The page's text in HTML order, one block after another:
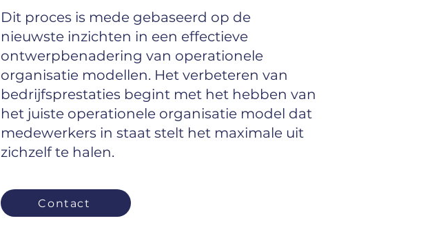
Dit proces is mede gebaseerd op de
nieuwste inzichten in een effectieve
ontwerpbenadering van operationele
organisatie modellen. Het verbeteren van
bedrijfsprestaties begint met het hebben van
het juiste operationele organisatie model dat
medewerkers in staat stelt het maximale uit
zichzelf te halen.
Contact